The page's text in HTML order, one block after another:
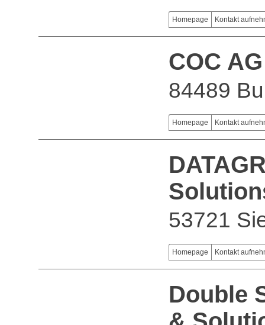
Homepage Kontakt
COC AG
84489
Homepage Kontakt
53721
Homepage Kontakt
Double